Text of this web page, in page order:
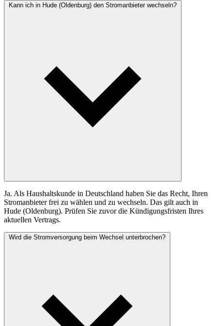
Kann ich in Hude (Oldenburg) den Stromanbieter wechseln?
Ja. Als Haushaltskunde in Deutschland haben Sie das Recht, Ihren
Stromanbieter frei zu wählen und zu wechseln. Das gilt auch in
Hude (Oldenburg). Prüfen Sie zuvor die Kündigungsfristen Ihres
aktuellen Vertrags.
Wird die Stromversorgung beim Wechsel unterbrochen?